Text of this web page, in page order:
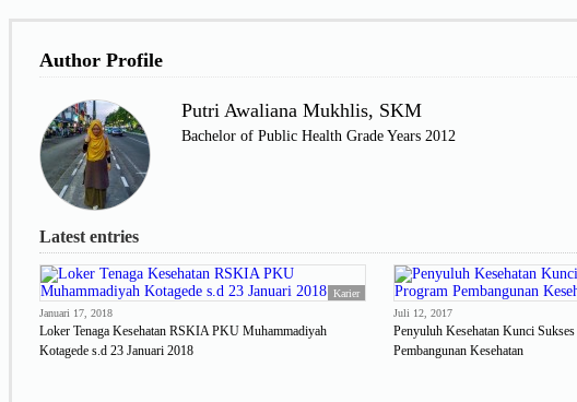
Author Profile
Putri Awaliana Mukhlis, SKM
Bachelor of Public Health Grade Years 2012
Latest entries
Karier
Januari 17, 2018
Loker Tenaga Kesehatan RSKIA PKU Muhammadiyah
Kotagede s.d 23 Januari 2018
Juli 12, 2017
Penyuluh Kesehatan Kunci
Pembangunan Kesehatan